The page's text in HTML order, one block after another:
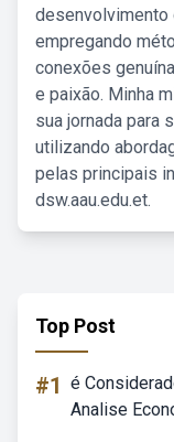
desenvolvimento
empregando
conexões
e paixão. Minha
sua jornada para
utilizando
pelas principais
dsw.aau.edu.et.
Top Post
#1 é
Analise